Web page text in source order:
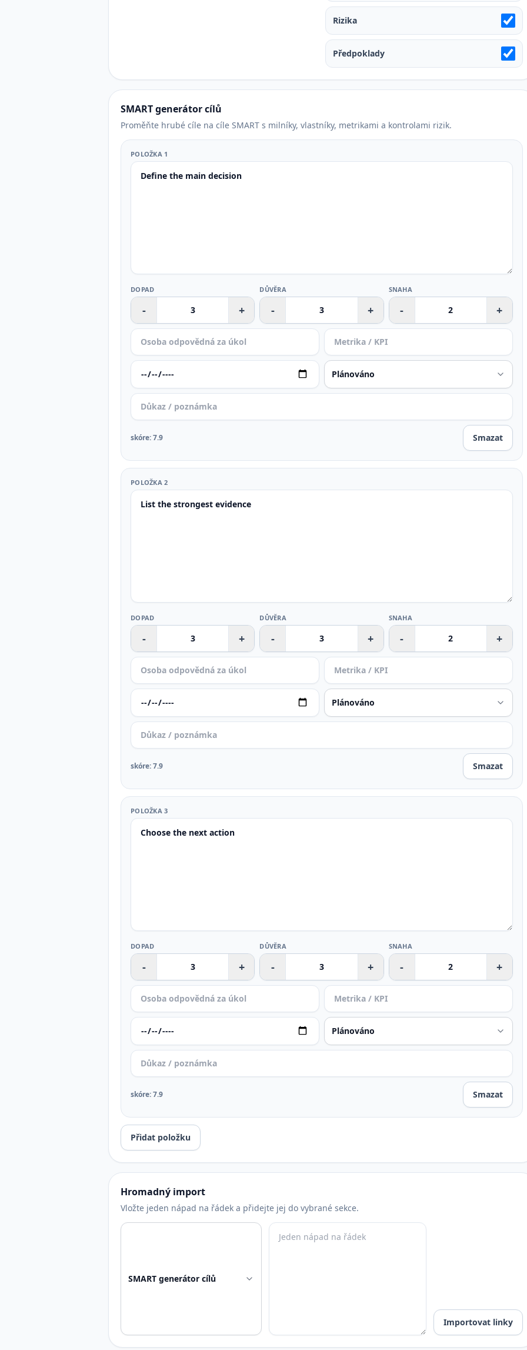
Rizika
Předpoklady
SMART generátor cílů
Proměňte hrubé cíle na cíle SMART s milníky, vlastníky, metrikami a kontrolami rizik.
POLOŽKA 1
DOPAD
- +
DŮVĚRA
- +
SNAHA
- +
skóre:7.9 Smazat
POLOŽKA 2
DOPAD
- +
DŮVĚRA
- +
SNAHA
- +
skóre:7.9 Smazat
POLOŽKA 3
DOPAD
- +
DŮVĚRA
- +
SNAHA
- +
skóre:7.9 Smazat
Přidat položku
Hromadný import
Vložte jeden nápad na řádek a přidejte jej do vybrané sekce.
Importovat linky